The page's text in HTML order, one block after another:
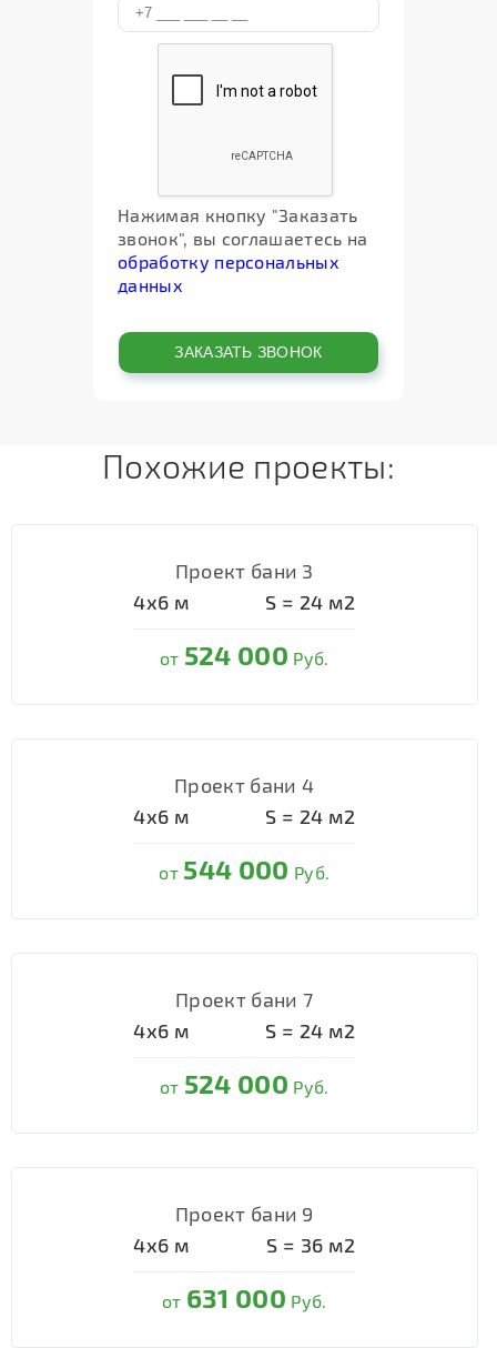
Нажимая кнопку "Заказать
звонок", вы соглашаетесь на
обработку персональных
данных
Похожие проекты:
Проект бани 3
4х6 м S = 24 м2
от 524 000 Руб.
Проект бани 4
4х6 м S = 24 м2
от 544 000 Руб.
Проект бани 7
4х6 м S = 24 м2
от 524 000 Руб.
Проект бани 9
4х6 м S = 36 м2
от 631 000 Руб.